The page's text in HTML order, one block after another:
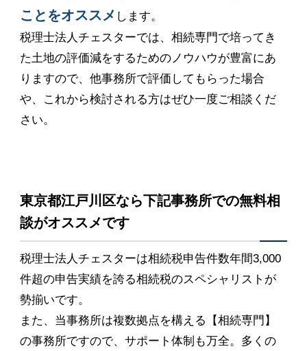
ことをオススメ します。
税理士法人チェスターでは、相続専門で培ってき
た土地の評価減をするためのノウハウが豊富にあ
りますので、他事務所で評価してもらった場合
や、これから検討される方はぜひ一度ご相談くだ
さい。
東京都江戸川区なら下記事務所での無料相
談がオススメです
税理士法人チェスターは相続税申告件数年間3,000
件超の申告実績を誇る相続税のスペシャリストが
勢揃いです。
また、当事務所は複数拠点を構える【相続専門】
の事務所ですので、サポート体制も万全。多くの